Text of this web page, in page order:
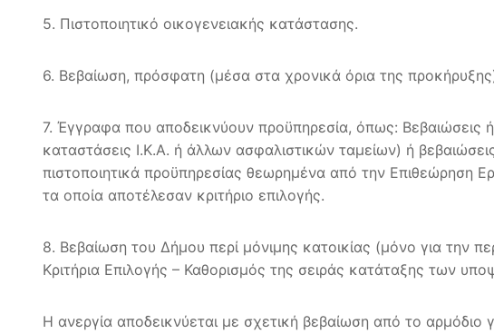
5. Πιστοποιητικό οικογενειακής κατάστασης.
6. Βεβαίωση, πρόσφατη (μέσα στα χρονικά όρια της
7. Έγγραφα που αποδεικνύουν προϋπηρεσία, όπως: Βεβαιώσεις
καταστάσεις Ι.Κ.Α. ή άλλων ασφαλιστικών ταμείων) ή
πιστοποιητικά προϋπηρεσίας θεωρημένα από την Επιθεώρηση
τα οποία αποτέλεσαν κριτήριο επιλογής.
8. Βεβαίωση του Δήμου περί μόνιμης κατοικίας (μόνο για την
Κριτήρια Επιλογής – Καθορισμός της σειράς κατάταξης των
Η ανεργία αποδεικνύεται με σχετική βεβαίωση από το